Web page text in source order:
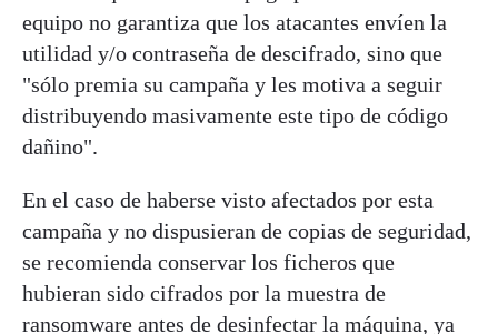
equipo no garantiza que los atacantes envíen la
utilidad y/o contraseña de descifrado, sino que
"sólo premia su campaña y les motiva a seguir
distribuyendo masivamente este tipo de código
dañino".
En el caso de haberse visto afectados por esta
campaña y no dispusieran de copias de seguridad,
se recomienda conservar los ficheros que
hubieran sido cifrados por la muestra de
ransomware antes de desinfectar la máquina, ya